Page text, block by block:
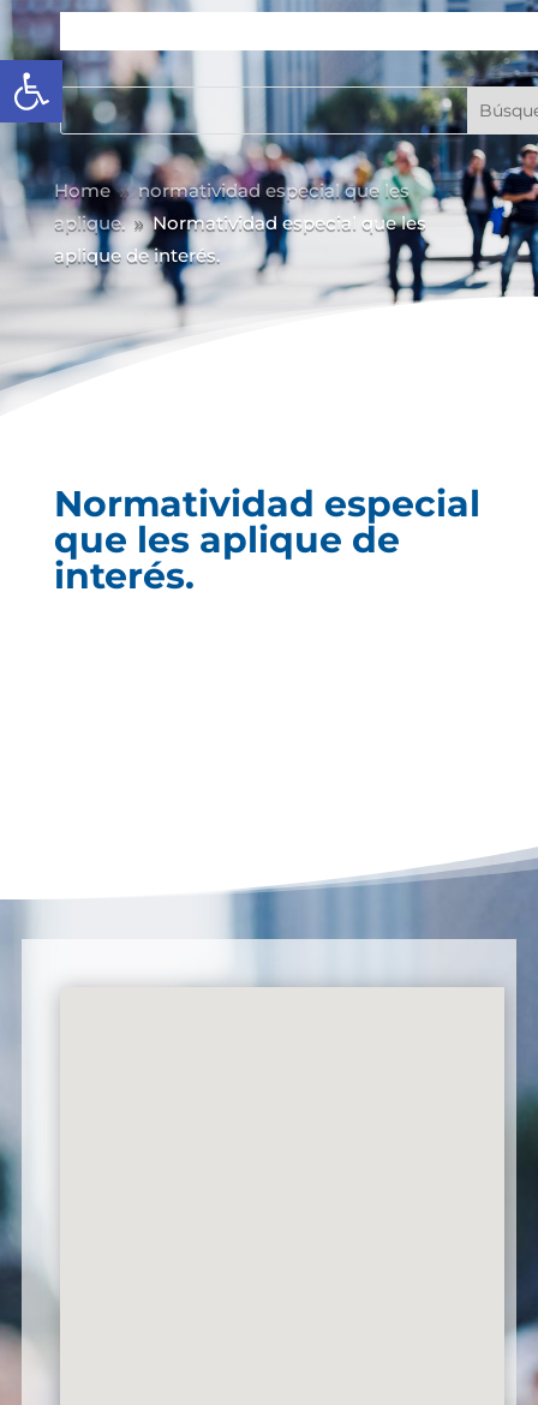
Abrir barra de herramientas
Home 9 normatividad especial que les
aplique. 9 Normatividad especial que les
aplique de interés.
Normatividad especial
que les aplique de
interés.